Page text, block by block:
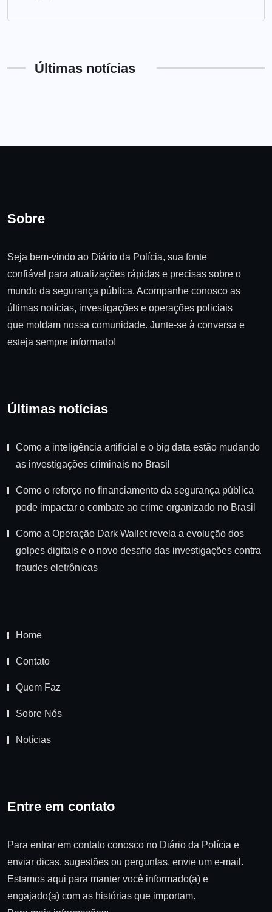
Últimas notícias
Sobre
Seja bem-vindo ao Diário da Polícia, sua fonte
confiável para atualizações rápidas e precisas sobre o
mundo da segurança pública. Acompanhe conosco as
últimas notícias, investigações e operações policiais
que moldam nossa comunidade. Junte-se à conversa e
esteja sempre informado!
Últimas notícias
Como a inteligência artificial e o big data estão mudando
as investigações criminais no Brasil
Como o reforço no financiamento da segurança pública
pode impactar o combate ao crime organizado no Brasil
Como a Operação Dark Wallet revela a evolução dos
golpes digitais e o novo desafio das investigações contra
fraudes eletrônicas
Home
Contato
Quem Faz
Sobre Nós
Notícias
Entre em contato
Para entrar em contato conosco no Diário da Polícia e
enviar dicas, sugestões ou perguntas, envie um e-mail.
Estamos aqui para manter você informado(a) e
engajado(a) com as histórias que importam.